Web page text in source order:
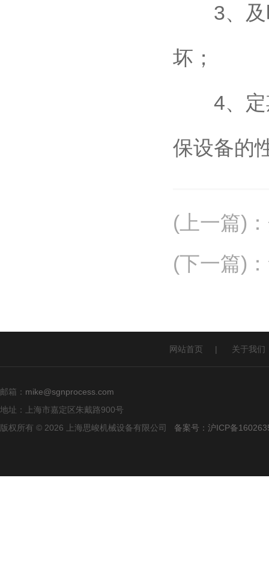
3、及时
坏；
4、定期
保设备的
(上一篇) ：
(下一篇) ：
网站首页 | 关于我们
邮箱： mike@sgnprocess.com
地址：上海市嘉定区朱戴路900号
版权所有 © 2026 上海思峻机械设备有限公司 备案号：沪ICP备